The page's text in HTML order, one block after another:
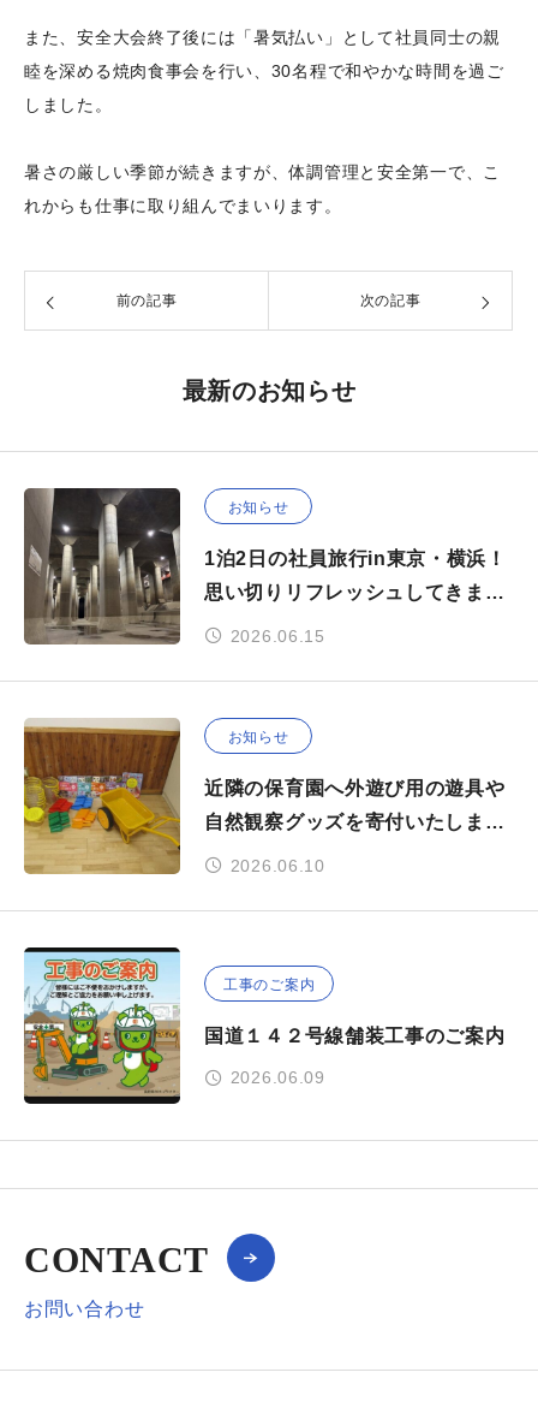
また、安全大会終了後には「暑気払い」として社員同士の親
睦を深める焼肉食事会を行い、30名程で和やかな時間を過ご
しました。
暑さの厳しい季節が続きますが、体調管理と安全第一で、こ
れからも仕事に取り組んでまいります。
前の記事 次の記事
最新のお知らせ
お知らせ
1泊2日の社員旅行in東京・横浜！
思い切りリフレッシュしてきまし
た✨2026.06.15
お知らせ
近隣の保育園へ外遊び用の遊具や
自然観察グッズを寄付いたしまし
た
2026.06.10
工事のご案内
国道１４２号線舗装工事のご案内
2026.06.09
CONTACT
お問い合わせ